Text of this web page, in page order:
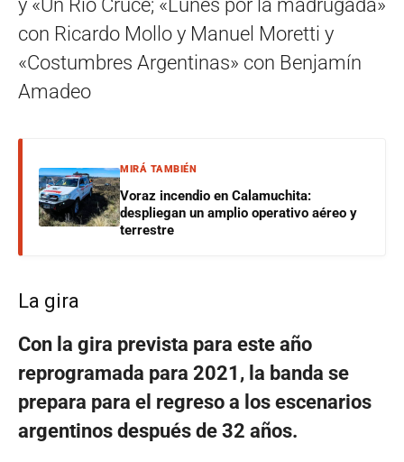
y «Un Río Crucé; «Lunes por la madrugada»
con Ricardo Mollo y Manuel Moretti y
«Costumbres Argentinas» con Benjamín
Amadeo
MIRÁ TAMBIÉN
Voraz incendio en Calamuchita:
despliegan un amplio operativo aéreo y
terrestre
La gira
Con la gira prevista para este año
reprogramada para 2021, la banda se
prepara para el regreso a los escenarios
argentinos después de 32 años.